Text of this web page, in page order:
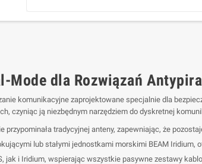
Mode dla Rozwiązań
komunikacyjne zaprojektowane specjalnie dla
czyniąc ją niezbędnym narzędziem do dyskretnej
przypominała tradycyjnej anteny, zapewniając, że
lub stałymi jednostkami morskimi BEAM
jak i Iridium, wspierając wszystkie pasywne zestawy